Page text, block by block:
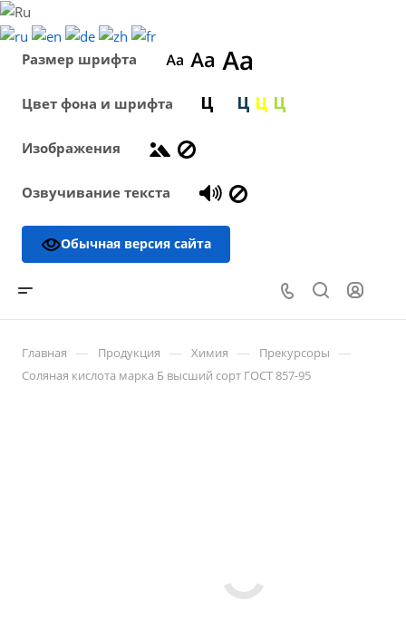
Размер шрифта
Цвет фона и шрифта
Изображения
Озвучивание текста
Обычная версия сайта
Главная — Продукция — Химия — Прекурсоры —
Соляная кислота марка Б высший сорт ГОСТ 857-95